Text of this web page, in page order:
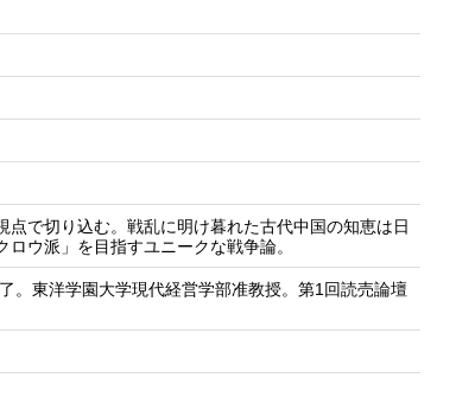
で切り込む。戦乱に明け暮れた古代中国の知恵は日
ウ派」を目指すユニークな戦争論。
。東洋学園大学現代経営学部准教授。第1回読売論壇